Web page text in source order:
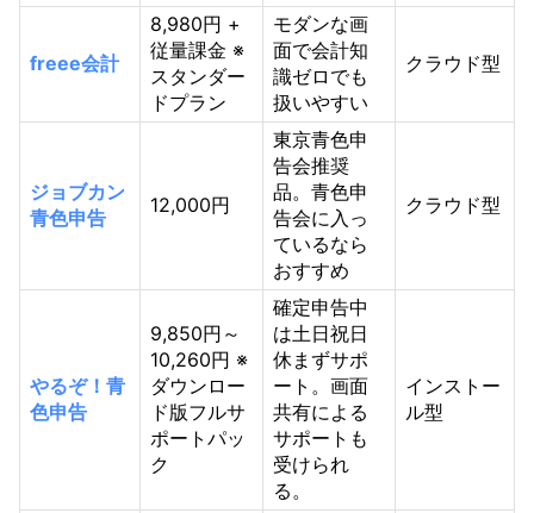
freee会計
8,980円 +
従量課金 ※
スタンダー
ドプラン
モダンな画
面で会計知
識ゼロでも
扱いやすい
クラウド型
ジョブカン
青色申告
12,000円
東京青色申
告会推奨
品。青色申
告会に入っ
ているなら
おすすめ
クラウド型
やるぞ！青
色申告
9,850円～
10,260円 ※
ダウンロー
ド版フルサ
ポートパッ
ク
確定申告中
は土日祝日
休まずサポ
ート。画面
共有による
サポートも
受けられ
る。
インストー
ル型